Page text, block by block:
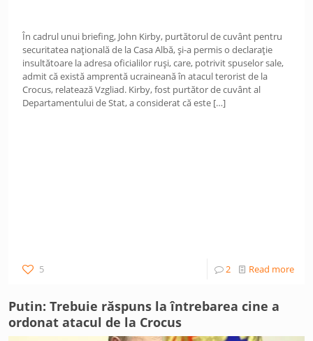
În cadrul unui briefing, John Kirby, purtătorul de cuvânt pentru
securitatea națională de la Casa Albă, și-a permis o declarație
insultătoare la adresa oficialilor ruși, care, potrivit spuselor sale,
admit că există amprentă ucraineană în atacul terorist de la
Crocus, relatează Vzgliad. Kirby, fost purtător de cuvânt al
Departamentului de Stat, a considerat că este […]
5 2 Read more
Putin: Trebuie răspuns la întrebarea cine a
ordonat atacul de la Crocus